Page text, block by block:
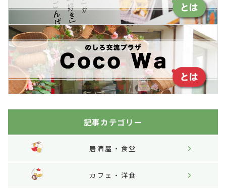
記事カテゴリー
居酒屋・食堂
カフェ・洋食